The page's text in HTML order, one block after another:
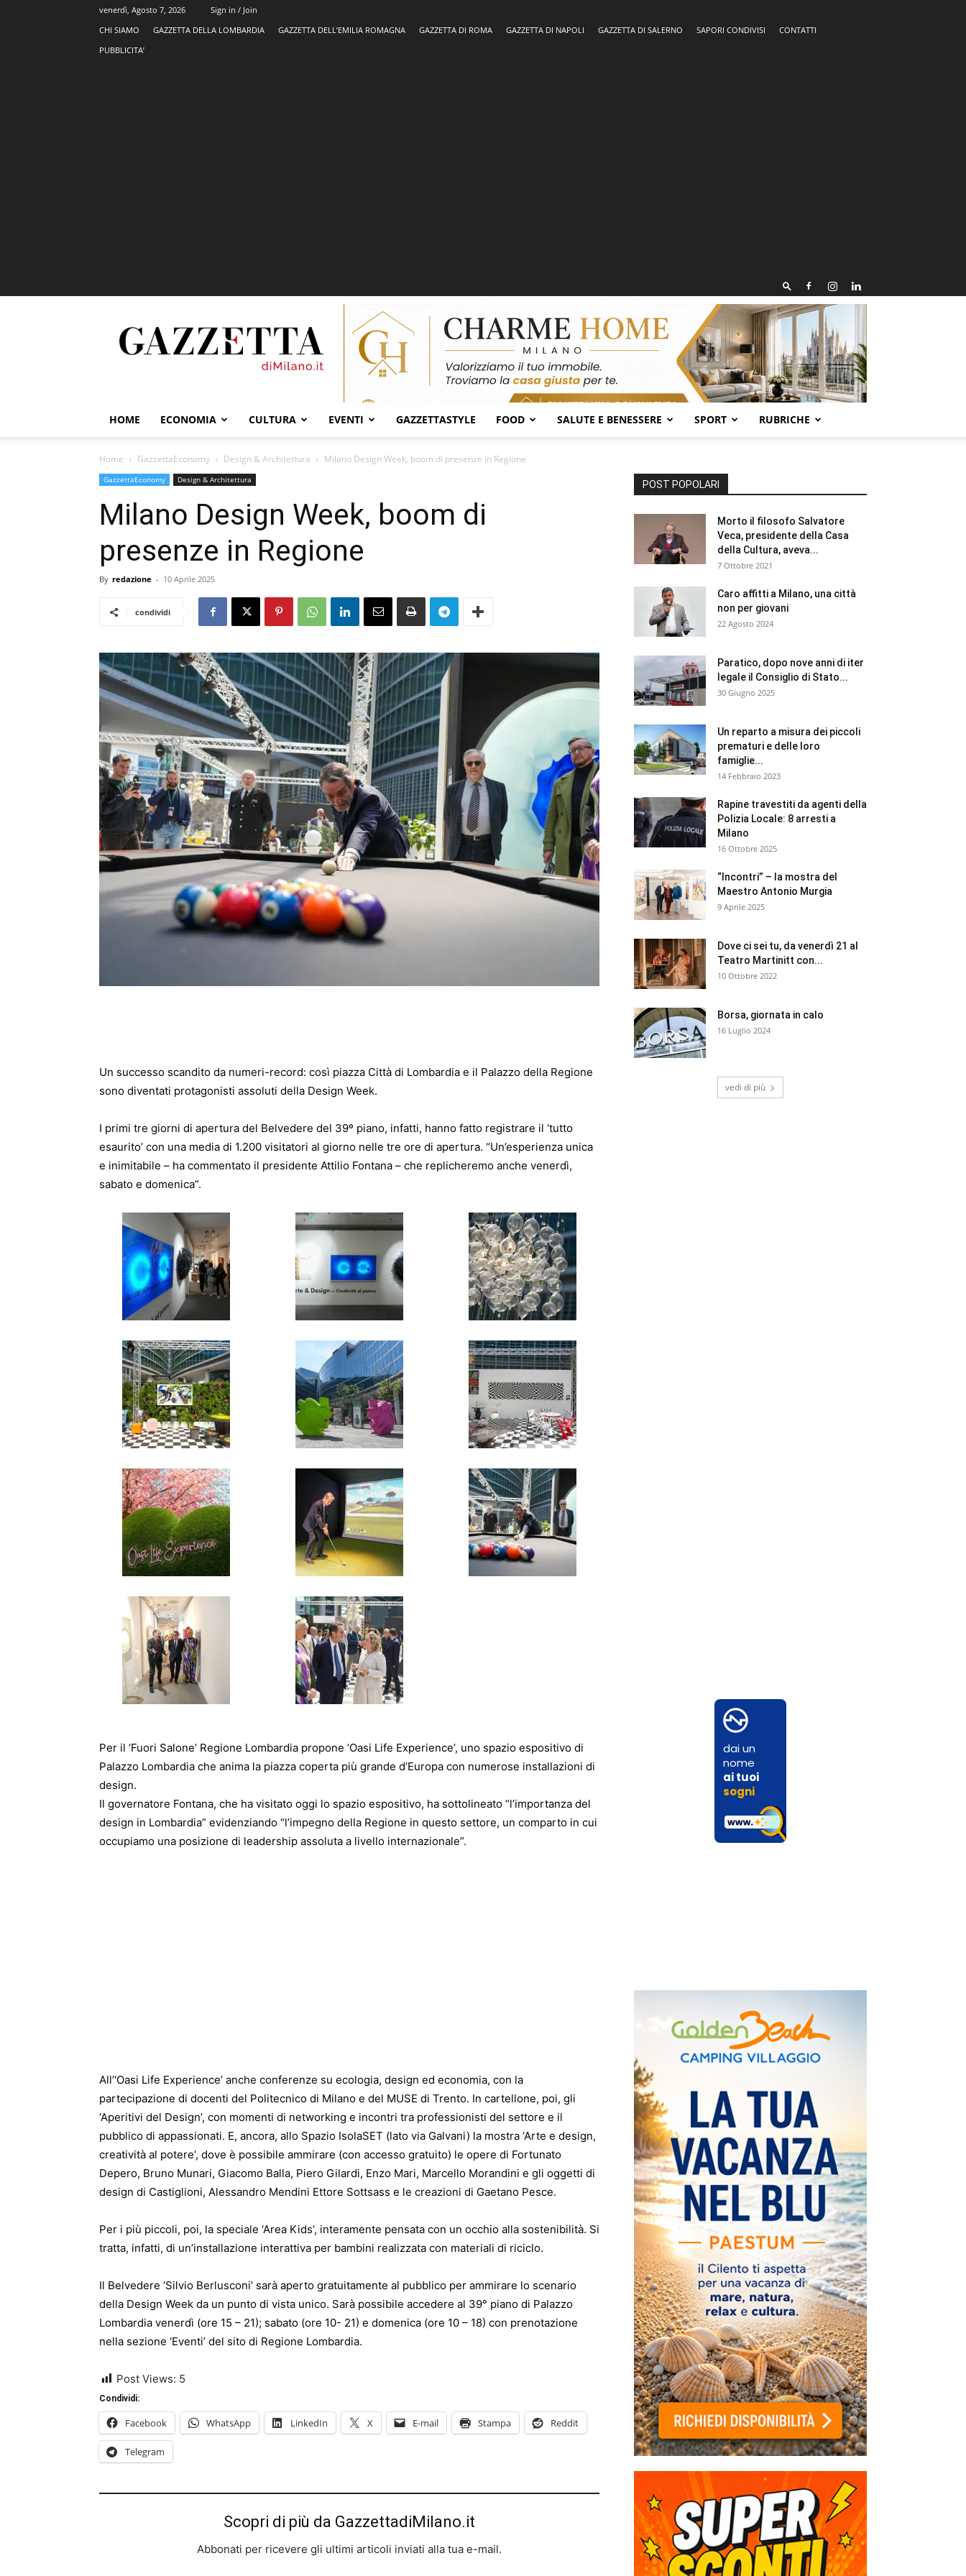
venerdì, Agosto 7, 2026
Sign in / Join
CHI SIAMO
GAZZETTA DELLA LOMBARDIA GAZZETTA DELL’EMILIA ROMAGNA GAZZETTA DI ROMA GAZZETTA DI NAPOLI GAZZETTA DI SALERNO SAPORI CONDIVISI
CONTATTI
PUBBLICITA’
HOME ECONOMIA CULTURA EVENTI GAZZETTASTYLE FOOD SALUTE E BENESSERE SPORT RUBRICHE
Home GazzettaEconomy Design & Architettura Milano Design Week, boom di presenze in Regione
GazzettaEconomy Design & Architettura
Milano Design Week, boom di
presenze in Regione
By redazione - 10 Aprile 2025
condividi
Un successo scandito da numeri-record: così piazza Città di Lombardia e il Palazzo della Regione
sono diventati protagonisti assoluti della Design Week.
I primi tre giorni di apertura del Belvedere del 39º piano, infatti, hanno fatto registrare il ‘tutto
esaurito’ con una media di 1.200 visitatori al giorno nelle tre ore di apertura. “Un’esperienza unica
e inimitabile – ha commentato il presidente Attilio Fontana – che replicheremo anche venerdì,
sabato e domenica”.
Per il ‘Fuori Salone’ Regione Lombardia propone ‘Oasi Life Experience’, uno spazio espositivo di
Palazzo Lombardia che anima la piazza coperta più grande d’Europa con numerose installazioni di
design.
Il governatore Fontana, che ha visitato oggi lo spazio espositivo, ha sottolineato “l’importanza del
design in Lombardia” evidenziando “l’impegno della Regione in questo settore, un comparto in cui
occupiamo una posizione di leadership assoluta a livello internazionale”.
All’‘Oasi Life Experience’ anche conferenze su ecologia, design ed economia, con la
partecipazione di docenti del Politecnico di Milano e del MUSE di Trento. In cartellone, poi, gli
‘Aperitivi del Design’, con momenti di networking e incontri tra professionisti del settore e il
pubblico di appassionati. E, ancora, allo Spazio IsolaSET (lato via Galvani) la mostra ‘Arte e design,
creatività al potere‘, dove è possibile ammirare (con accesso gratuito) le opere di Fortunato
Depero, Bruno Munari, Giacomo Balla, Piero Gilardi, Enzo Mari, Marcello Morandini e gli oggetti di
design di Castiglioni, Alessandro Mendini Ettore Sottsass e le creazioni di Gaetano Pesce.
Per i più piccoli, poi, la speciale ‘Area Kids’, interamente pensata con un occhio alla sostenibilità. Si
tratta, infatti, di un’installazione interattiva per bambini realizzata con materiali di riciclo.
Il Belvedere ‘Silvio Berlusconi’ sarà aperto gratuitamente al pubblico per ammirare lo scenario
della Design Week da un punto di vista unico. Sarà possibile accedere al 39° piano di Palazzo
Lombardia venerdì (ore 15 – 21); sabato (ore 10- 21) e domenica (ore 10 – 18) con prenotazione
nella sezione ‘Eventi’ del sito di Regione Lombardia.
Post Views: 5
Condividi:
Facebook WhatsApp LinkedIn X E-mail Stampa Reddit
Telegram
Scopri di più da GazzettadiMilano.it
Abbonati per ricevere gli ultimi articoli inviati alla tua e-mail.
POST POPOLARI
Morto il filosofo Salvatore
Veca, presidente della Casa
della Cultura, aveva...
7 Ottobre 2021
Caro affitti a Milano, una città
non per giovani
22 Agosto 2024
Paratico, dopo nove anni di iter
legale il Consiglio di Stato...
30 Giugno 2025
Un reparto a misura dei piccoli
prematuri e delle loro
famiglie...
14 Febbraio 2023
Rapine travestiti da agenti della
Polizia Locale: 8 arresti a
Milano
16 Ottobre 2025
“Incontri” – la mostra del
Maestro Antonio Murgia
9 Aprile 2025
Dove ci sei tu, da venerdì 21 al
Teatro Martinitt con...
10 Ottobre 2022
Borsa, giornata in calo
16 Luglio 2024
vedi di più